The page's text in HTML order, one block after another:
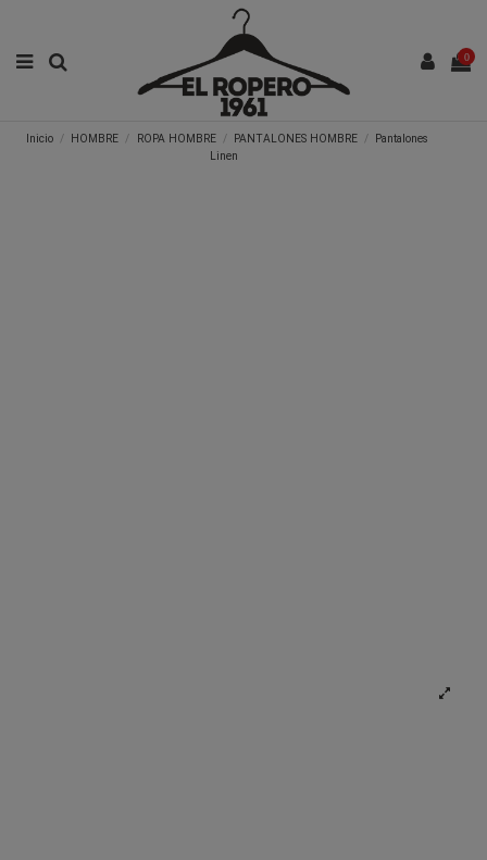
0
Inicio HOMBRE ROPA HOMBRE PANTALONES HOMBRE
Pantalones
Linen